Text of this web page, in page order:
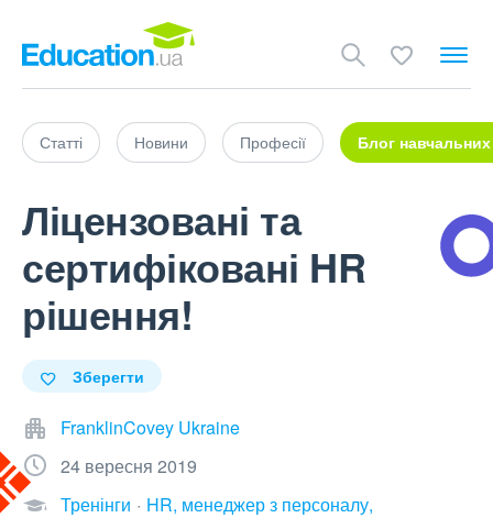
Статті Новини Професії Блог навчальних
Ліцензовані та
сертифіковані HR
рішення!
Зберегти
FranklinCovey Ukraine
24 вересня 2019
Тренінги
HR, менеджер з персоналу,